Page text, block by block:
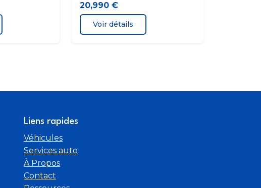
20,990 €
Voir détails
Liens rapides
Véhicules
Services auto
À Propos
Contact